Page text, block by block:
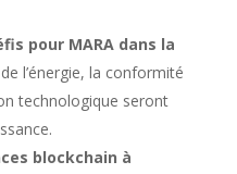
pour MARA dans la
l’énergie, la conformité
technologique seront
blockchain à